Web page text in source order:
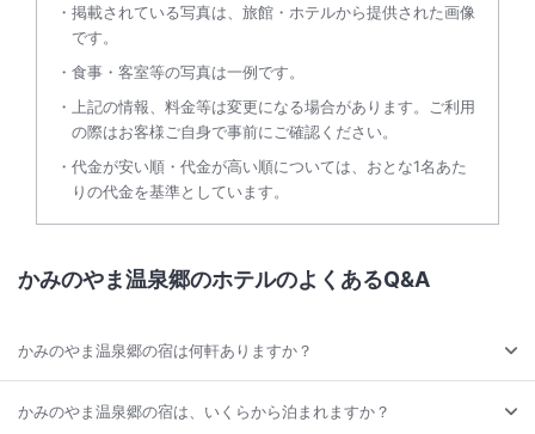
掲載されている写真は、旅館・ホテルから提供された画像
です。
食事・客室等の写真は一例です。
上記の情報、料金等は変更になる場合があります。ご利用
の際はお客様ご自身で事前にご確認ください。
代金が安い順・代金が高い順については、おとな1名あた
りの代金を基準としています。
かみのやま温泉郷のホテルのよくあるQ&A
かみのやま温泉郷の宿は何軒ありますか？
かみのやま温泉郷の宿は、いくらから泊まれますか？